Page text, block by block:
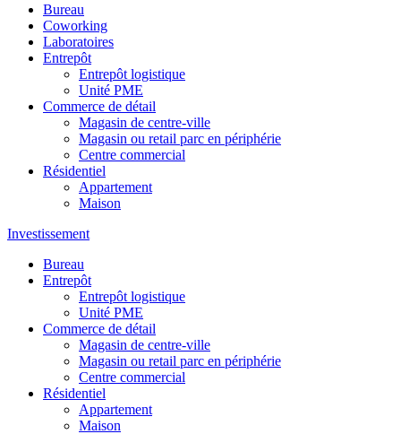
Bureau
Coworking
Laboratoires
Entrepôt
Entrepôt logistique
Unité PME
Commerce de détail
Magasin de centre-ville
Magasin ou retail parc en périphérie
Centre commercial
Résidentiel
Appartement
Maison
Investissement
Bureau
Entrepôt
Entrepôt logistique
Unité PME
Commerce de détail
Magasin de centre-ville
Magasin ou retail parc en périphérie
Centre commercial
Résidentiel
Appartement
Maison